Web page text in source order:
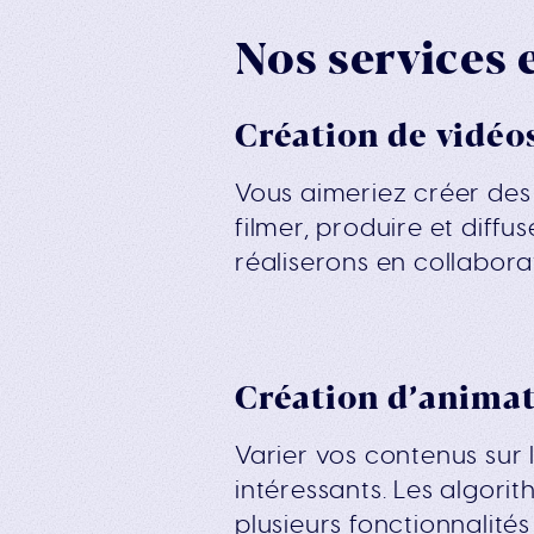
Nos services
Création de
Vous aimeriez créer
filmer, produire et
réaliserons en
Création
Varier vos contenus
intéressants. Les
plusieurs